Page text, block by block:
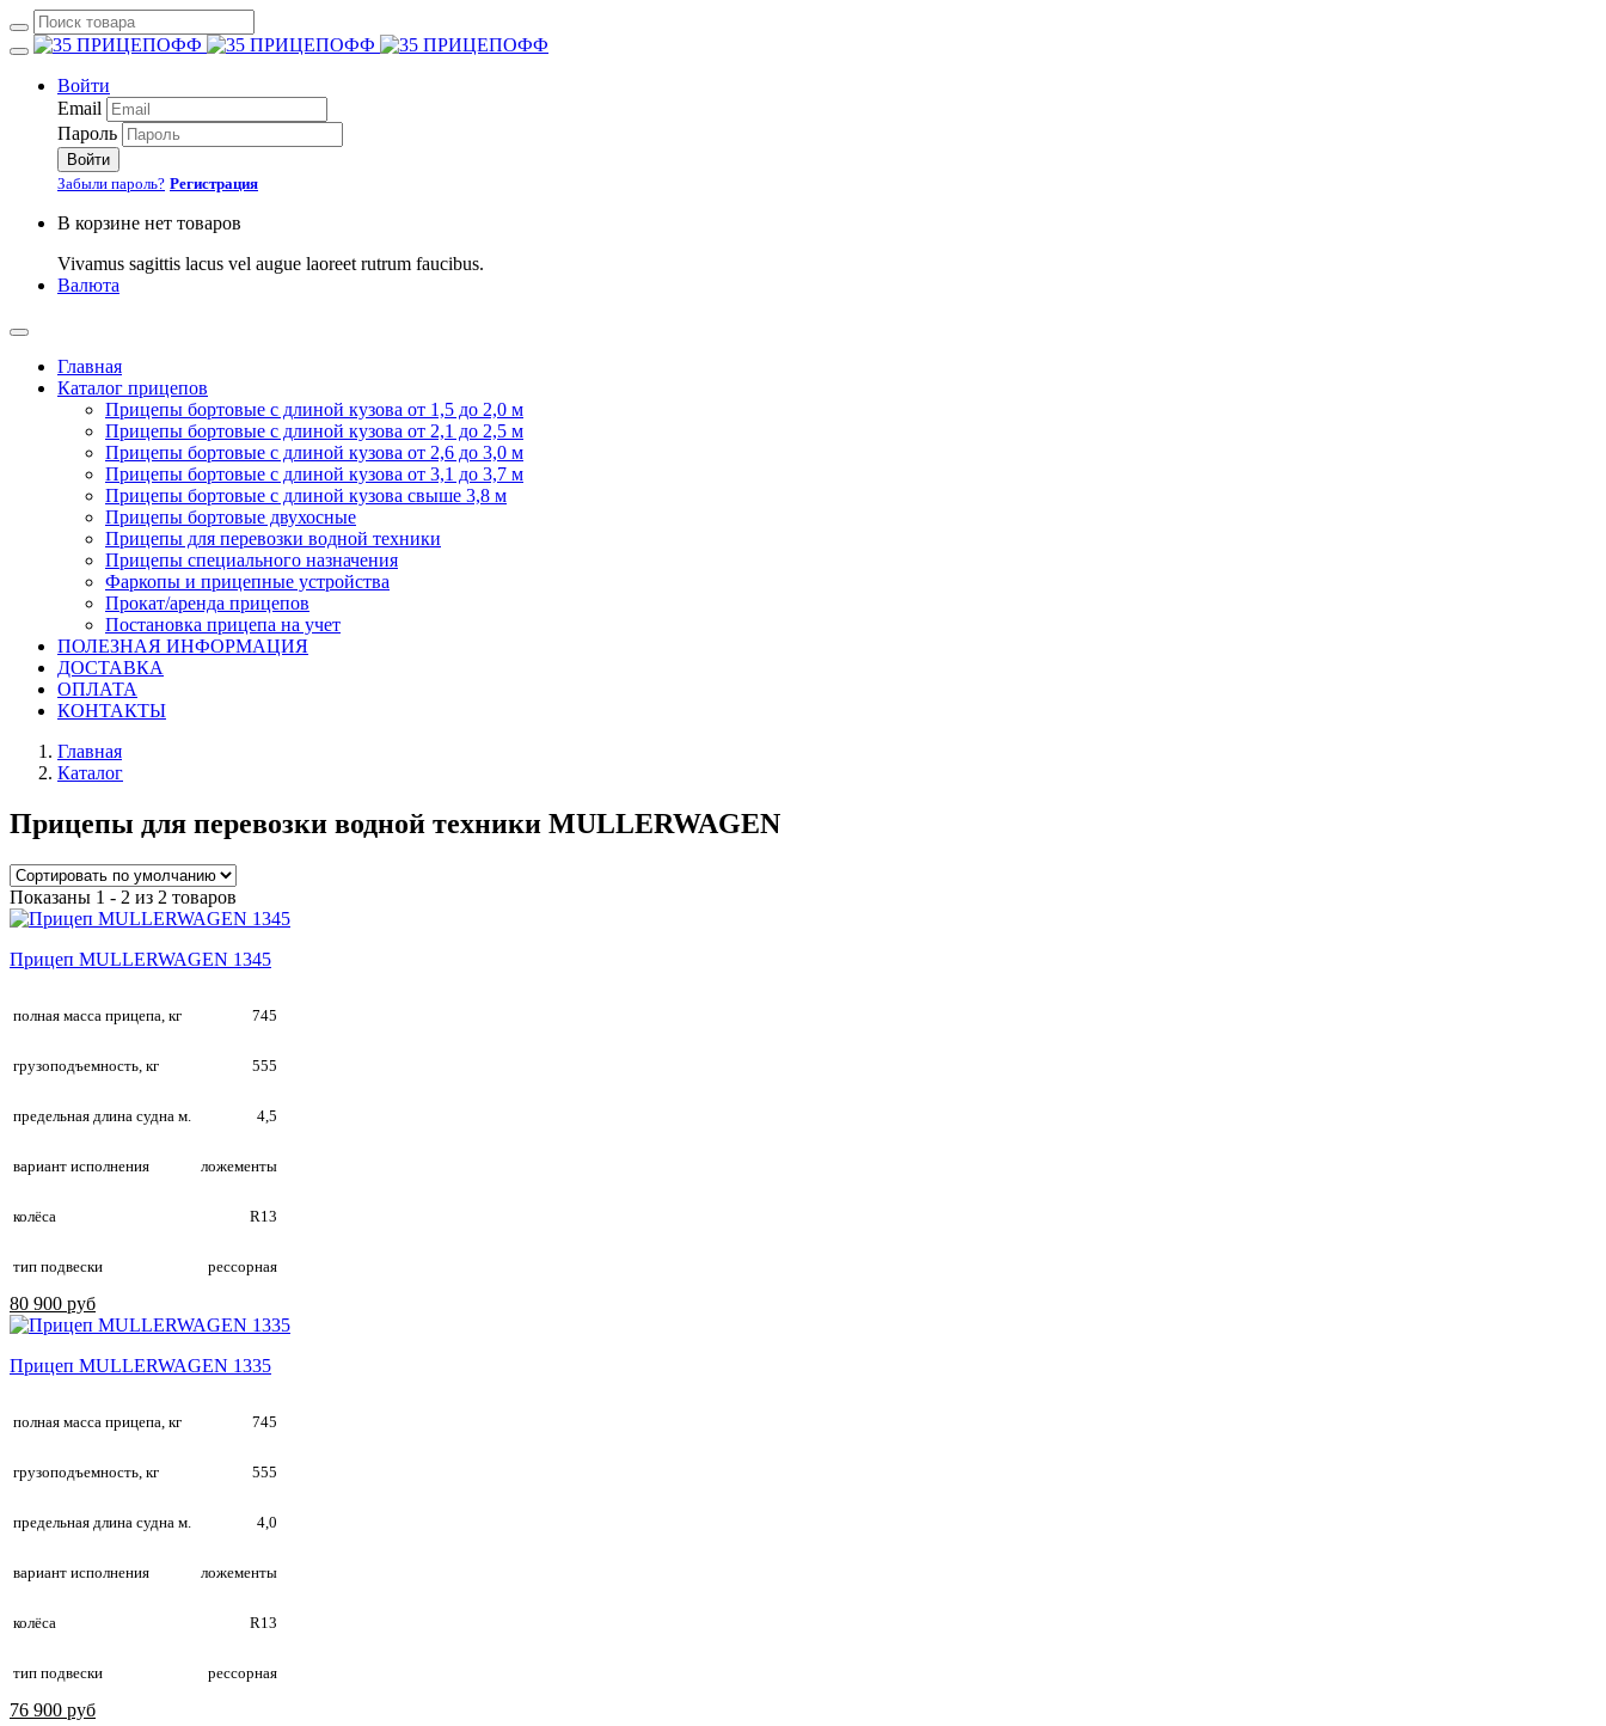
Войти
Email
Пароль
Войти
Забыли пароль? Регистрация
В корзине нет товаров
Vivamus sagittis lacus vel augue laoreet rutrum faucibus.
Валюта
Главная
Каталог прицепов
Прицепы бортовые с длиной кузова от 1,5 до 2,0 м
Прицепы бортовые с длиной кузова от 2,1 до 2,5 м
Прицепы бортовые с длиной кузова от 2,6 до 3,0 м
Прицепы бортовые с длиной кузова от 3,1 до 3,7 м
Прицепы бортовые с длиной кузова свыше 3,8 м
Прицепы бортовые двухосные
Прицепы для перевозки водной техники
Прицепы специального назначения
Фаркопы и прицепные устройства
Прокат/аренда прицепов
Постановка прицепа на учет
ПОЛЕЗНАЯ ИНФОРМАЦИЯ
ДОСТАВКА
ОПЛАТА
КОНТАКТЫ
Главная
Каталог
Прицепы для перевозки водной техники MULLERWAGEN
Показаны 1 - 2 из 2 товаров
Прицеп MULLERWAGEN 1345
полная масса прицепа, кг 745
грузоподъемность, кг 555
предельная длина судна м. 4,5
вариант исполнения ложементы
колёса R13
тип подвески рессорная
80 900 руб
Прицеп MULLERWAGEN 1335
полная масса прицепа, кг 745
грузоподъемность, кг 555
предельная длина судна м. 4,0
вариант исполнения ложементы
колёса R13
тип подвески рессорная
76 900 руб